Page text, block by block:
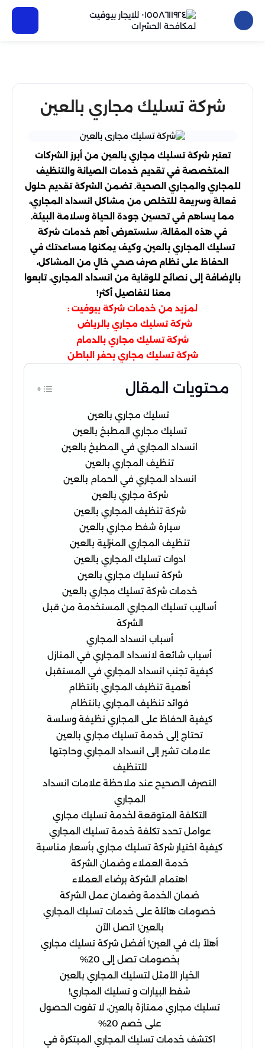
شركة تسليك مجاري بالعين
تعتبر شركة تسليك مجاري بالعين من أبرز الشركات
المتخصصة في تقديم خدمات الصيانة والتنظيف
للمجاري والمجاري الصحية. تضمن الشركة تقديم حلول
فعالة وسريعة للتخلص من مشاكل انسداد المجاري،
مما يساهم في تحسين جودة الحياة وسلامة البيئة.
في هذه المقالة، سنستعرض أهم خدمات شركة
تسليك المجاري بالعين، وكيف يمكنها مساعدتك في
الحفاظ على نظام صرف صحي خالٍ من المشاكل،
بالإضافة إلى نصائح للوقاية من انسداد المجاري. تابعوا
معنا لتفاصيل أكثر!
لمزيد من خدمات شركة بيوفيت :
شركة تسليك مجاري بالرياض
شركة تسليك مجاري بالدمام
شركة تسليك مجاري بحفر الباطن
محتويات المقال
تسليك مجاري بالعين
تسليك مجاري المطبخ بالعين
انسداد المجاري في المطبخ بالعين
تنظيف المجاري بالعين
انسداد المجاري في الحمام بالعين
شركة مجاري بالعين
شركة تنظيف المجاري بالعين
سيارة شفط مجاري بالعين
تنظيف المجاري المنزلية بالعين
ادوات تسليك المجاري بالعين
شركة تسليك مجاري بالعين
خدمات شركة تسليك مجاري بالعين
أساليب تسليك المجاري المستخدمة من قبل
الشركة
أسباب انسداد المجاري
أسباب شائعة لانسداد المجاري في المنازل
كيفية تجنب انسداد المجاري في المستقبل
أهمية تنظيف المجاري بانتظام
فوائد تنظيف المجاري بانتظام
كيفية الحفاظ على المجاري نظيفة وسلسة
تحتاج إلى خدمة تسليك مجاري بالعين
علامات تشير إلى انسداد المجاري وحاجتها
للتنظيف
التصرف الصحيح عند ملاحظة علامات انسداد
المجاري
التكلفة المتوقعة لخدمة تسليك مجاري
عوامل تحدد تكلفة خدمة تسليك المجاري
كيفية اختيار شركة تسليك مجاري بأسعار مناسبة
خدمة العملاء وضمان الشركة
اهتمام الشركة برضاء العملاء
ضمان الخدمة وضمان عمل الشركة
خصومات هائلة على خدمات تسليك المجاري
بالعين! اتصل الآن
أهلاً بك في العين! أفضل شركة تسليك مجاري
بخصومات تصل إلى 20%
الخيار الأمثل لتسليك المجاري بالعين
شفط البيارات و تسليك المجاري!
تسليك مجاري ممتازة بالعين، لا تفوت الحصول
على خصم 20%
اكتشف خدمات تسليك المجاري المبتكرة في